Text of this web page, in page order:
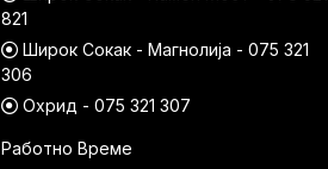
821
Широк Сокак - Магнолија - 075 321
306
Охрид - 075 321 307
Работно Време